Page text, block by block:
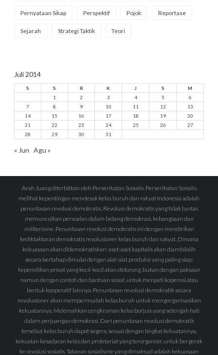
Pernyataan Sikap Perspektif Pojok Reportase
Sejarah Strategi Taktik Teori
Juli 2014
S S R K J S
M
1
2 3 4 5
6
7
8 9 10 11 12
13
14
15 16 17 18 19
20
21
22 23 24 25 26
27
28
29 30 31
« Jun Agu »
Arah Juang diterbitkan oleh Perserikatan Sosialis. Perserikatan Sosialis
melihat kepentingan mendesak kelas buruh dan rakyat Indonesia adalah
penuntasan revolusi demokratis. Revolusi demokratis yang tidak tuntas
memunculkan persoalan dalam bidang demokrasi, kebangsaan dan
militerisme. Penuntasan revolusi demokratis ini dengan mendirikan
kediktaktoran demokratis revolusioner kelas buruh dan rakyat. Dimana
kekuasaan akan didemokratiskan; aset-aset kapitalis akan diambilalih
secara bertahap dimulai dengan alat-alat produksi yang paling siap;
kepemilikan privat yang kecil-kecil akan didorong, bukan dengan paksaan
namun dengan contoh dan bantuan sosial, untuk menjadi koperasi atau
bentuk kooperatif lainnya. Penuntasan revolusi demokratik secara
revolusioner akan mempermudah kelas buruh untuk mengorganisasikan
kekuatannya. Melemahkan cengkraman kelas borjuis yang setengah hati
dalam perjuangan demokrasi. Dari penuntasan revolusi demokratik
tersebut kelas buruh dapat segera, sesuai dengan tingkat kekuatannya,
kekuatan kesadaran kelas dan proletariat yang terorganisir, untuk bergerak
ke revolusi sosialis. Tatanan sosialisme yang dimaksud adalah kekuasaan